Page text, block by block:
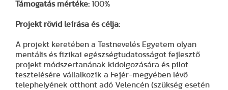
Támogatás mértéke: 100%
Projekt rövid leírása és célja:
A projekt keretében a Testnevelés Egyetem olyan
mentális és fizikai egészségtudatosságot fejlesztő
projekt módszertanának kidolgozására és pilot
tesztelésére vállalkozik a Fejér-megyében lévő
telephelyének otthont adó Velencén (szükség esetén